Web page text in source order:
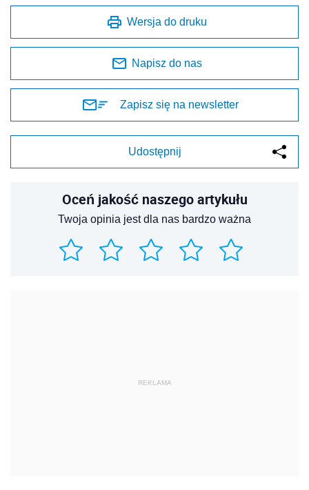
Wersja do druku
Napisz do nas
Zapisz się na newsletter
Udostępnij
Oceń jakość naszego artykułu
Twoja opinia jest dla nas bardzo ważna
REKLAMA